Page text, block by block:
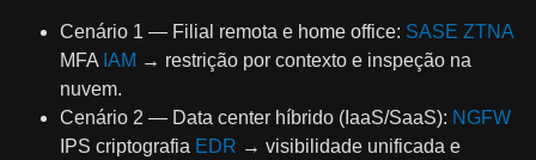
Cenário 1 — Filial remota e home office: SASE ZTNA
MFA IAM → restrição por contexto e inspeção na
nuvem.
Cenário 2 — Data center híbrido (IaaS/SaaS): NGFW
IPS criptografia EDR → visibilidade unificada e